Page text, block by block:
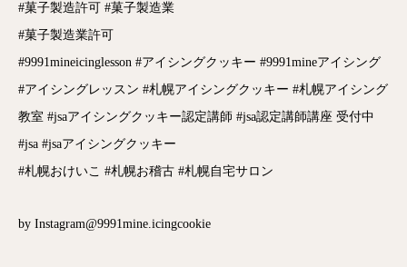
#菓子製造許可 #菓子製造業
#菓子製造業許可
#9991mineicinglesson #アイシングクッキー #9991mineアイシング
#アイシングレッスン #札幌アイシングクッキー #札幌アイシング
教室 #jsaアイシングクッキー認定講師 #jsa認定講師講座 受付中
#jsa #jsaアイシングクッキー
#札幌おけいこ #札幌お稽古 #札幌自宅サロン
by Instagram@9991mine.icingcookie